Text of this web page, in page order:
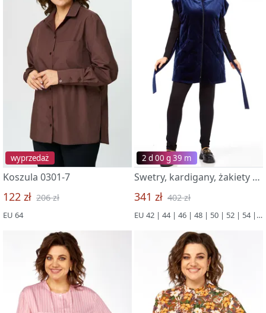
wyprzedaż
Koszula 0301-7
122 zł 206 zł
EU 64
2 d 00 g 39 m
Swetry, kardigany, żakiety 0402
341 zł 402 zł
EU 42 | 44 | 46 | 48 | 50 | 52 | 54 | 56 | 58 | 60 | 62 | 64 | 66